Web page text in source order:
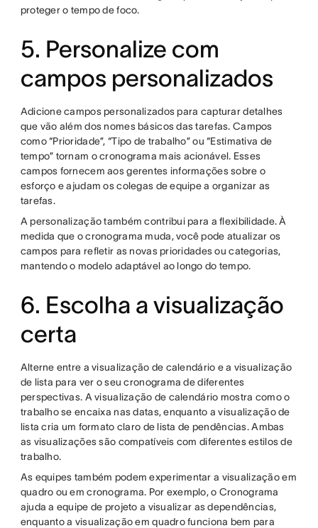
proteger o tempo de foco.
5. Personalize com
campos personalizados
Adicione campos personalizados para capturar detalhes
que vão além dos nomes básicos das tarefas. Campos
como “Prioridade”, “Tipo de trabalho” ou “Estimativa de
tempo” tornam o cronograma mais acionável. Esses
campos fornecem aos gerentes informações sobre o
esforço e ajudam os colegas de equipe a organizar as
tarefas.
A personalização também contribui para a flexibilidade. À
medida que o cronograma muda, você pode atualizar os
campos para refletir as novas prioridades ou categorias,
mantendo o modelo adaptável ao longo do tempo.
6. Escolha a visualização
certa
Alterne entre a visualização de calendário e a visualização
de lista para ver o seu cronograma de diferentes
perspectivas. A visualização de calendário mostra como o
trabalho se encaixa nas datas, enquanto a visualização de
lista cria um formato claro de lista de pendências. Ambas
as visualizações são compatíveis com diferentes estilos de
trabalho.
As equipes também podem experimentar a visualização em
quadro ou em cronograma. Por exemplo, o Cronograma
ajuda a equipe de projeto a visualizar as dependências,
enquanto a visualização em quadro funciona bem para